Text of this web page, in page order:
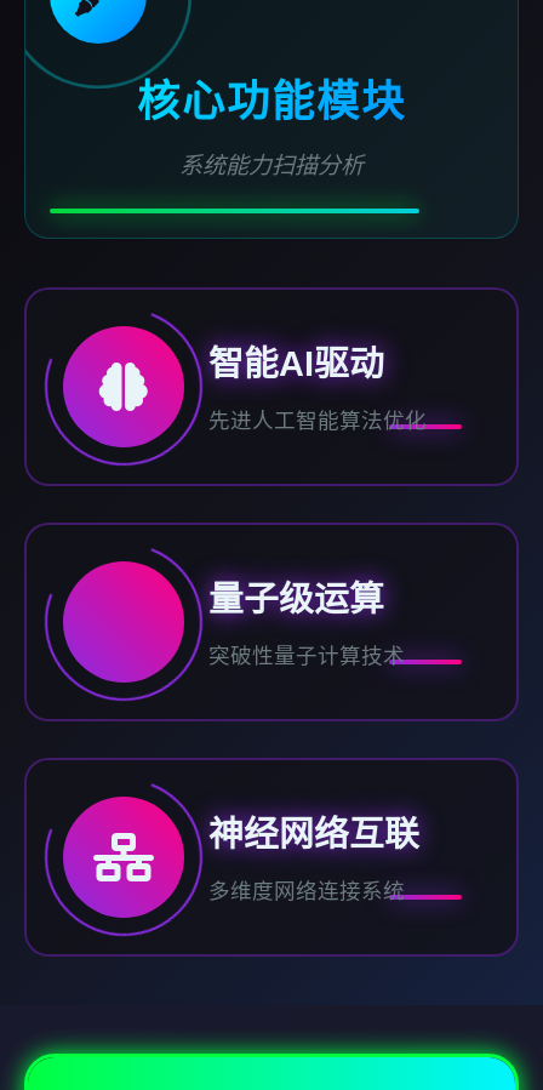
核心功能模块
系统能力扫描分析
智能AI驱动
先进人工智能算法优化
量子级运算
突破性量子计算技术
神经网络互联
多维度网络连接系统